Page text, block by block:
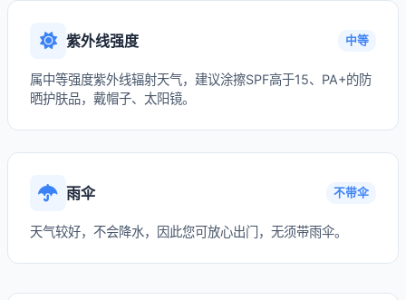
紫外线强度 中等
属中等强度紫外线辐射天气，建议涂擦SPF高于15、PA+的防
晒护肤品，戴帽子、太阳镜。
雨伞 不带伞
天气较好，不会降水，因此您可放心出门，无须带雨伞。